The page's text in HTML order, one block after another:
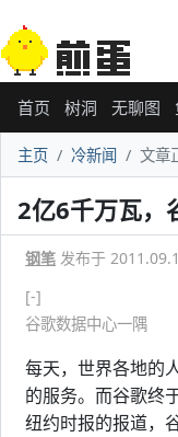
首页 树洞 无聊图
主页 冷新闻 文章
2亿6千万瓦，
钢笔 发布于
[-]
谷歌数据中心一隅
每天，世界各地的
的服务。而谷歌终
纽约时报的报道，